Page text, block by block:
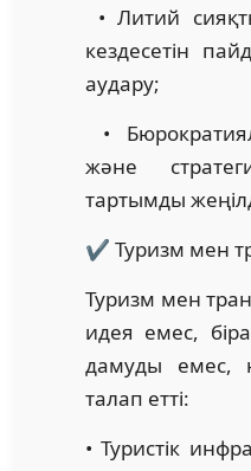
• Литий
кездесетін
аудару;
•
және
тартымды
✔️ Туризм мен
Туризм мен
идея емес,
дамуды емес,
талап етті:
• Туристік